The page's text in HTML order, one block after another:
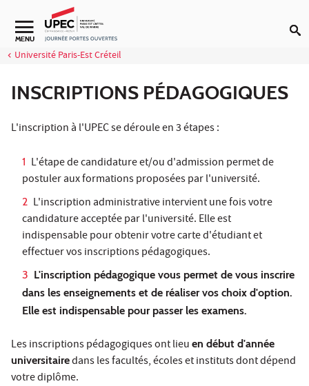
Aller au contenu
MENU
Université Paris-Est Créteil
INSCRIPTIONS PÉDAGOGIQUES
L'inscription à l'UPEC se déroule en 3 étapes :
L'étape de candidature et/ou d'admission permet de
postuler aux formations proposées par l'université.
L'inscription administrative intervient une fois votre
candidature acceptée par l'université. Elle est
indispensable pour obtenir votre carte d'étudiant et
effectuer vos inscriptions pédagogiques.
L'inscription pédagogique vous permet de vous inscrire
dans les enseignements et de réaliser vos choix d'option.
Elle est indispensable pour passer les examens.
Les inscriptions pédagogiques ont lieu en début d'année
universitairedans les facultés, écoles et instituts dont dépend
votre diplôme.